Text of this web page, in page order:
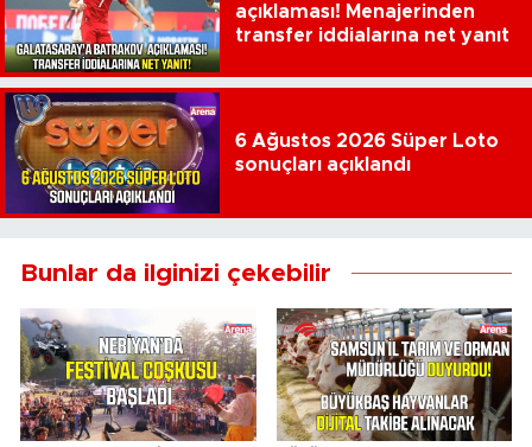
açıklaması! Menajerinden
transfer iddialarına net yanıt
6 Ağustos 2026 Süper Loto
sonuçları açıklandı
Bunlar da ilginizi çekebilir